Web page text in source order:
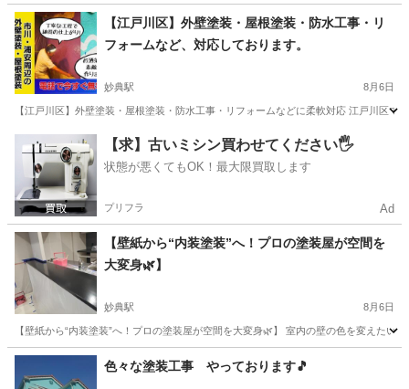
千葉 市川市 妙典駅 リフォーム ウッドデッキ
【江戸川区】外壁塗装・屋根塗装・防水工事・リ
フォームなど、対応しております。
妙典駅 8月6日
【江戸川区】外壁塗装・屋根塗装・防水工事・リフォームなどに柔軟対応 江戸川区
千葉 市川市 妙典駅 リフォーム
【求】古いミシン買わせてください🖐️
状態が悪くてもOK！最大限買取します
プリフラ Ad
【壁紙から“内装塗装”へ！プロの塗装屋が空間を
大変身🌿】
妙典駅 8月6日
【壁紙から“内装塗装”へ！プロの塗装屋が空間を大変身🌿】 室内の壁の色を変えた
千葉 市川市 妙典駅 リフォーム 壁紙
色々な塗装工事 やっております🎵